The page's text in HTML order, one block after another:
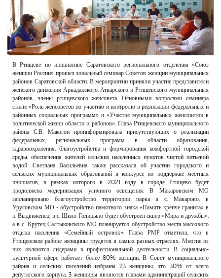
ОБЪЯВЛЕНИЯ
КОНТАКТЫ
В Ртищеве по инициативе Саратовского регионального отделения «Союз
женщин России» прошел зональный семинар Советов женщин муниципальных
районов Саратовской области. В мероприятии приняли участие представители
женского движения Аркадакского, Аткарского и Ртищевского муниципальных
районов, члены ртищевского женсовета. Основными вопросами семинара
стали: «Роль женсоветов по участию и контролю в реализации федеральных и
районных социальных программ» и «Участие муниципальных женсоветов в
политической жизни области и районов». Глава Ртищевского муниципального
района С.В. Макогон проинформировала присутствующих о реализации
федеральных, региональных программ в области образования,
здравоохранения, благоустройства и формирования комфортной городской
среды, обеспечения жителей сельских населенных пунктов чистой питьевой
водой. Светлана Васильевна также рассказала об участии городского и
сельских муниципальных образований в конкурсе по поддержке местных
инициатив, в рамках которого в 2021 году в городе Ртищево будет
продолжена модернизация уличного освещения. В Макаровском МО
запланировано благоустройство территории парка в с. Макарово, в
Урусовском МО - обустройство памятного знака «Память крепче гранита» в
п. Выдвиженец, в с. Шило-Голицыно будет обустроен сквер «Мира и дружбы»,
а в с. Крутец Салтыковского МО планируется обустройство места массового
отдыха населения «Семейный островок». Глава РМР отметила, что в
Ртищевском районе женщины трудятся в самых разных отраслях. Многие из
них являются лидерами в профессиональной деятельности. В социально-
культурной сфере работает более 80% женщин. В Совет муниципального
района и сельских поселений избраны 23 женщины, это 30% от всего
депутатского корпуса. 3 женщины являются главами администраций сельских